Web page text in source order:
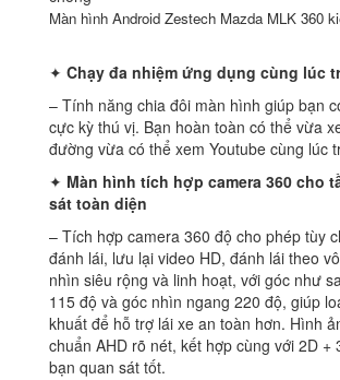
Màn hình Android Zestech Mazda MLK 360
✦ Chạy đa nhiệm ứng dụng cùng lúc
– Tính năng chia đôi màn hình giúp bạn
cực kỳ thú vị. Bạn hoàn toàn có thể vừa
đường vừa có thể xem Youtube cùng lúc
✦ Màn hình tích hợp camera 360 cho
sát toàn diện
– Tích hợp camera 360 độ cho phép tùy
đánh lái, lưu lại video HD, đánh lái theo
nhìn siêu rộng và linh hoạt, với góc như
115 độ và góc nhìn ngang 220 độ, giúp
khuất để hỗ trợ lái xe an toàn hơn. Hình
chuẩn AHD rõ nét, kết hợp cùng với 2D +
bạn quan sát tốt.